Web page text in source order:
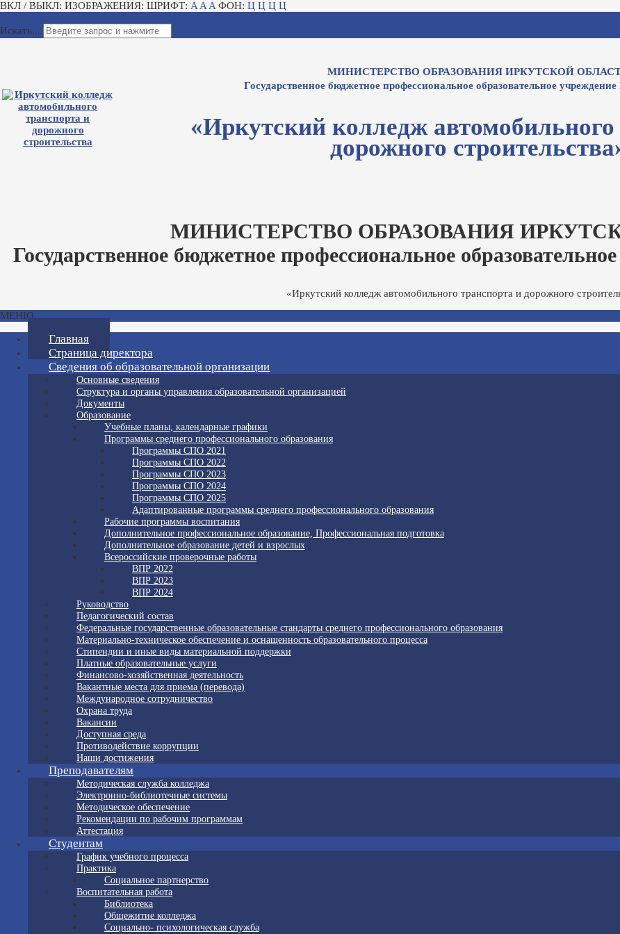
ВКЛ / ВЫКЛ: ИЗОБРАЖЕНИЯ: ШРИФТ: A A A ФОН: Ц Ц Ц Ц
Искать...
МИНИСТЕРСТВО ОБРАЗОВАНИЯ ИРКУТСКОЙ
Государственное бюджетное профессиональное образовательное
«Иркутский колледж автомобильного
дорожного
МИНИСТЕРСТВО ОБРАЗОВАНИЯ
Государственное бюджетное профессиональное
«Иркутский колледж автомобильного транспорта и дорожного
МЕНЮ
Главная
Страница директора
Сведения об образовательной организации
Основные сведения
Структура и органы управления образовательной организацией
Документы
Образование
Учебные планы, календарные графики
Программы среднего профессионального образования
Программы СПО 2021
Программы СПО 2022
Программы СПО 2023
Программы СПО 2024
Программы СПО 2025
Адаптированные программы среднего профессионального образования
Рабочие программы воспитания
Дополнительное профессиональное образование, Профессиональная подготовка
Дополнительное образование детей и взрослых
Всероссийские проверочные работы
ВПР 2022
ВПР 2023
ВПР 2024
Руководство
Педагогический состав
Федеральные государственные образовательные стандарты среднего профессионального образования
Материально-техническое обеспечение и оснащенность образовательного процесса
Стипендии и иные виды материальной поддержки
Платные образовательные услуги
Финансово-хозяйственная деятельность
Вакантные места для приема (перевода)
Международное сотрудничество
Охрана труда
Вакансии
Доступная среда
Противодействие коррупции
Наши достижения
Преподавателям
Методическая служба колледжа
Электронно-библиотечные системы
Методическое обеспечение
Рекомендации по рабочим программам
Аттестация
Студентам
График учебного процесса
Практика
Социальное партнерство
Воспитательная работа
Библиотека
Общежитие колледжа
Социально- психологическая служба